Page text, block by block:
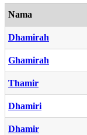
Nama
Dhamirah
Ghamirah
Thamir
Dhamiri
Dhamir